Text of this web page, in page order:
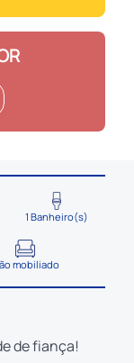
1 Banheiro(s)
mobiliado
de fiança!